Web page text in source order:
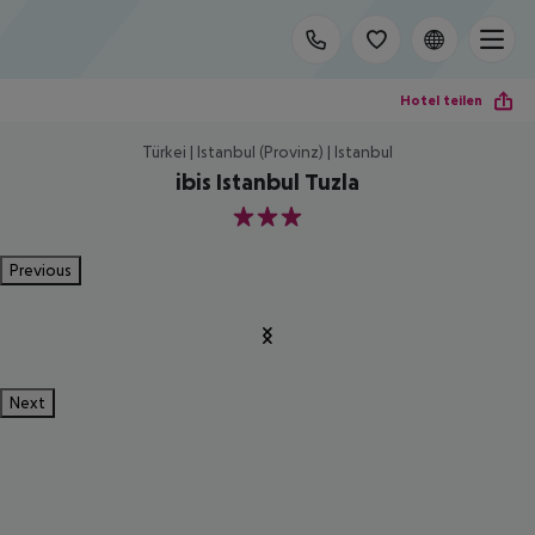
Hotel teilen
Türkei | Istanbul (Provinz) | Istanbul
ibis Istanbul Tuzla
3
Previous
Next